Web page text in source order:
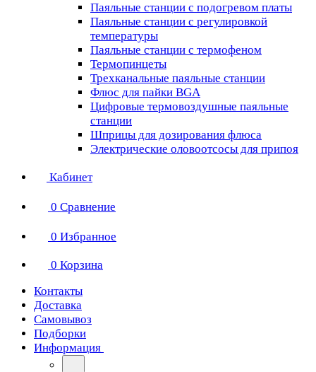
Паяльные станции с подогревом платы
Паяльные станции с регулировкой
температуры
Паяльные станции с термофеном
Термопинцеты
Трехканальные паяльные станции
Флюс для пайки BGA
Цифровые термовоздушные паяльные
станции
Шприцы для дозирования флюса
Электрические оловоотсосы для припоя
Кабинет
0 Сравнение
0 Избранное
0 Корзина
Контакты
Доставка
Самовывоз
Подборки
Информация